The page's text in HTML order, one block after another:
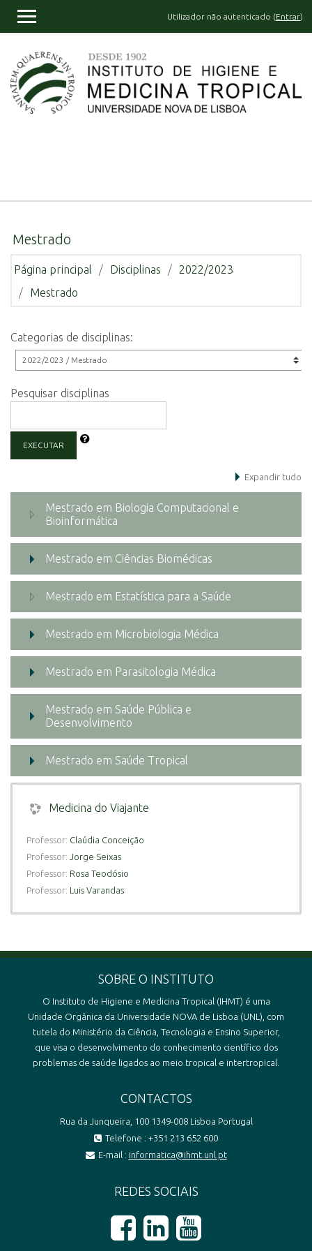
Utilizador não autenticado (Entrar)
Mestrado
Página principal Disciplinas
2022/2023
Mestrado
Categorias de disciplinas:
Pesquisar disciplinas
EXECUTAR
Expandir tudo
Mestrado em Biologia Computacional e
Bioinformática
Mestrado em Ciências Biomédicas
Mestrado em Estatística para a Saúde
Mestrado em Microbiologia Médica
Mestrado em Parasitologia Médica
Mestrado em Saúde Pública e
Desenvolvimento
Mestrado em Saúde Tropical
Medicina do Viajante
Professor: Claúdia Conceição
Professor: Jorge Seixas
Professor: Rosa Teodósio
Professor: Luis Varandas
SOBRE O INSTITUTO
O Instituto de Higiene e Medicina Tropical (IHMT) é uma
Unidade Orgânica da Universidade NOVA de Lisboa (UNL), com
tutela do Ministério da Ciência, Tecnologia e Ensino Superior,
que visa o desenvolvimento do conhecimento científico dos
problemas de saúde ligados ao meio tropical e intertropical.
CONTACTOS
Rua da Junqueira, 100 1349-008 Lisboa Portugal
Telefone : +351 213 652 600
E-mail : informatica@ihmt.unl.pt
REDES SOCIAIS